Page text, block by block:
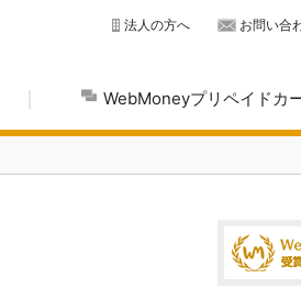
WebMoneyプリペイドカ
法人の方へ お問い合